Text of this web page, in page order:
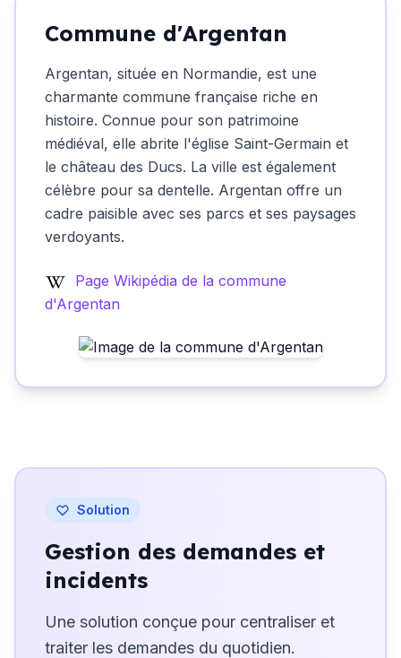
Commune d'Argentan
Argentan, située en Normandie, est une
charmante commune française riche en
histoire. Connue pour son patrimoine
médiéval, elle abrite l'église Saint-Germain et
le château des Ducs. La ville est également
célèbre pour sa dentelle. Argentan offre un
cadre paisible avec ses parcs et ses paysages
verdoyants.
Page Wikipédia de la commune
d'Argentan
Solution
Gestion des demandes et
incidents
Une solution conçue pour centraliser et
traiter les demandes du quotidien.